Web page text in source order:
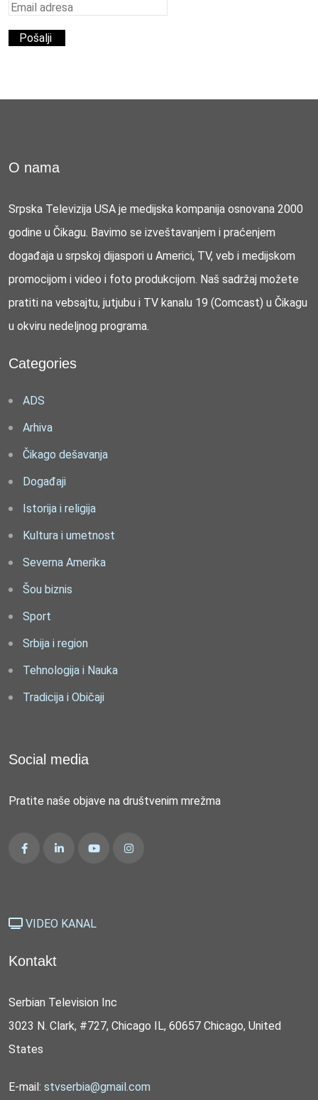
O nama
Srpska Televizija USA je medijska kompanija osnovana 2000
godine u Čikagu. Bavimo se izveštavanjem i praćenjem
događaja u srpskoj dijaspori u Americi, TV, veb i medijskom
promocijom i video i foto produkcijom. Naš sadržaj možete
pratiti na vebsajtu, jutjubu i TV kanalu 19 (Comcast) u Čikagu
u okviru nedeljnog programa.
Categories
ADS
Arhiva
Čikago dešavanja
Događaji
Istorija i religija
Kultura i umetnost
Severna Amerika
Šou biznis
Sport
Srbija i region
Tehnologija i Nauka
Tradicija i Običaji
Social media
Pratite naše objave na društvenim mrežma
VIDEO KANAL
Kontakt
Serbian Television Inc
3023 N. Clark, #727, Chicago IL, 60657 Chicago, United
States
E-mail: stvserbia@gmail.com